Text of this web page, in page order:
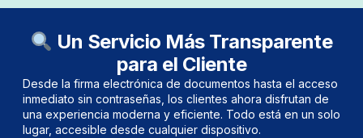
Un Servicio Más Transparente
para el Cliente
Desde la firma electrónica de documentos hasta el acceso
inmediato sin contraseñas, los clientes ahora disfrutan de
una experiencia moderna y eficiente. Todo está en un solo
lugar, accesible desde cualquier dispositivo.